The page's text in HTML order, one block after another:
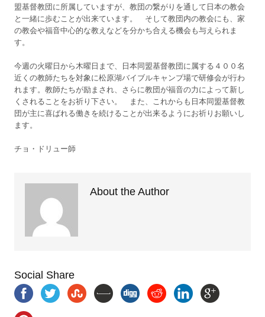
盟基督教団に所属していますが、教団の繋がりを通して日本の教会
と一緒に歩むことが出来ています。 そして教団内の教会にも、家
の教会や福音中心的な教えなどを分かち合える機会も与えられま
す。
今週の火曜日から木曜日まで、日本同盟基督教団に属する４００名
近くの教師たちを対象に松原湖バイブルキャンプ場で研修会が行わ
れます。教師たちが励まされ、さらに教団が福音の力によって新し
くされることをお祈り下さい。 また、これからも日本同盟基督教
団が主に喜ばれる働きを続けることが出来るようにお祈りお願いし
ます。
チョ・ドリュー師
About the Author
Social Share